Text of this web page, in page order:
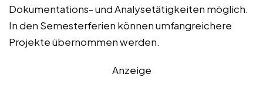
Dokumentations- und Analysetätigkeiten möglich.
In den Semesterferien können umfangreichere
Projekte übernommen werden.
Anzeige